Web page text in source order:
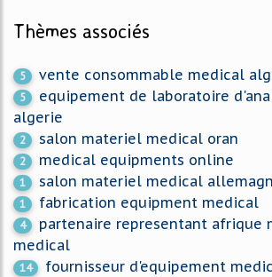
Thèmes associés
5 vente consommable medical
5
equipement de laboratoire
algerie
2 salon materiel medical oran
2 medical equipments online
1 salon materiel medical
1 fabrication equipment medical
4
partenaire representant afrique
medical
14 fournisseur d'equipement